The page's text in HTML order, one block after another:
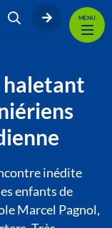
MENU
haletant
inédite
enfants de
Marcel Pagnol,